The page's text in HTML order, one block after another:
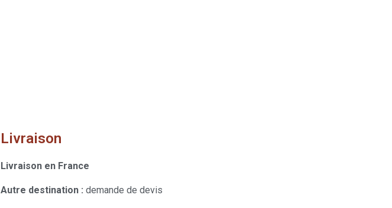
Livraison
Livraison en France
Autre destination : demande de devis